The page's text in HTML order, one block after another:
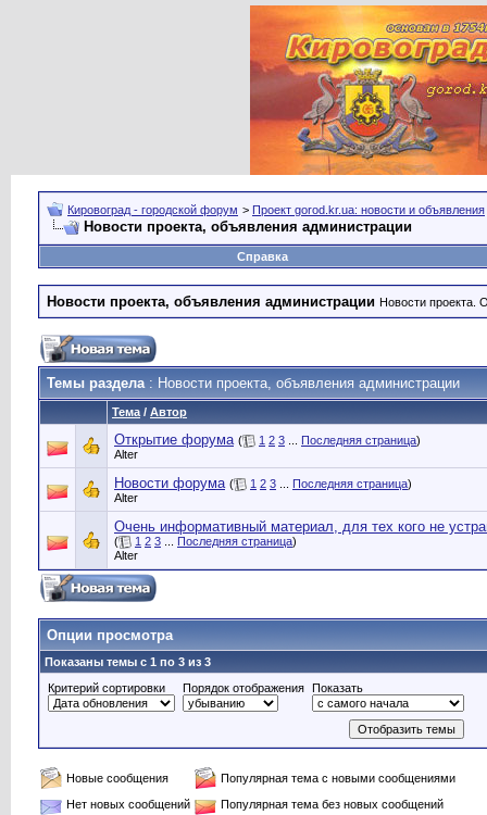
Кировоград - городской форум > Проект gorod.kr.ua: новости и объявления
Новости проекта, объявления администрации
Справка
Новости проекта, объявления администрации Новости проекта.
Темы раздела: Новости проекта, объявления администрации
Тема / Автор
Открытие форума ( 1 2 3 Последняя страница)
Alter
Новости форума ( 1 2 3 Последняя страница)
Alter
Очень информативный материал, для тех кого не
( 1 2 3 Последняя страница)
Alter
Опции просмотра
Показаны темы с 1 по 3 из 3
Критерий сортировки
Порядок отображения Показать
Новые сообщения
Популярная тема с новыми сообщениями
Нет новых сообщений
Популярная тема без новых сообщений